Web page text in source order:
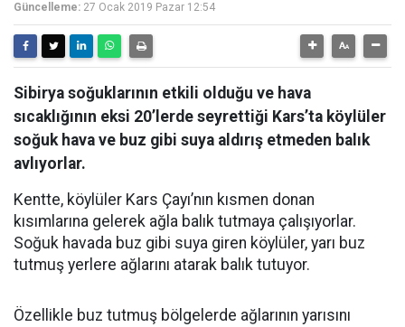
Güncelleme: 27 Ocak 2019 Pazar 12:54
Sibirya soğuklarının etkili olduğu ve hava
sıcaklığının eksi 20’lerde seyrettiği Kars’ta köylüler
soğuk hava ve buz gibi suya aldırış etmeden balık
avlıyorlar.
Kentte, köylüler Kars Çayı’nın kısmen donan
kısımlarına gelerek ağla balık tutmaya çalışıyorlar.
Soğuk havada buz gibi suya giren köylüler, yarı buz
tutmuş yerlere ağlarını atarak balık tutuyor.
Özellikle buz tutmuş bölgelerde ağlarının yarısını